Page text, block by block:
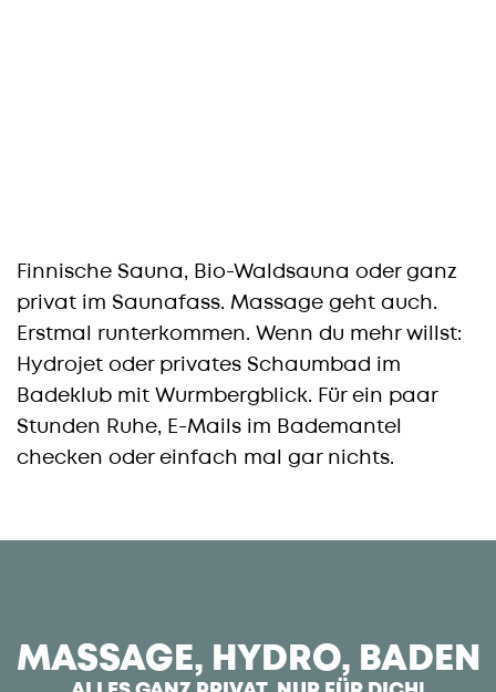
Finnische Sauna, Bio-Waldsauna oder ganz
privat im Saunafass. Massage geht auch.
Erstmal runterkommen. Wenn du mehr willst:
Hydrojet oder privates Schaumbad im
Badeklub mit Wurmbergblick. Für ein paar
Stunden Ruhe, E-Mails im Bademantel
checken oder einfach mal gar nichts.
MASSAGE, HYDRO, BADEN